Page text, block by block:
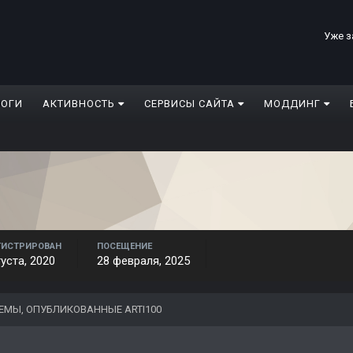
Уже
АКТИВНОСТЬ СЕРВИСЫ САЙТА МОДДИНГ
2020
ПОСЕЩЕНИЕ
28 февраля, 2025
ОПУБЛИКОВАННЫЕ ARTI100